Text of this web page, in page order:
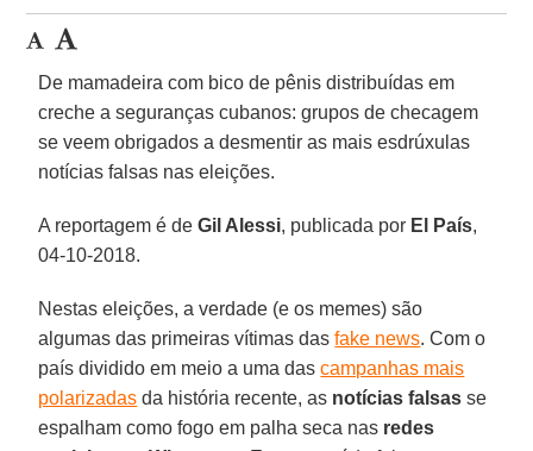
De mamadeira com bico de pênis distribuídas em
creche a seguranças cubanos: grupos de checagem
se veem obrigados a desmentir as mais esdrúxulas
notícias falsas nas eleições.
A reportagem é de Gil Alessi, publicada por El País,
04-10-2018.
Nestas eleições, a verdade (e os memes) são
algumas das primeiras vítimas dasfake news. Com o
país dividido em meio a uma dascampanhas mais
polarizadas da história recente, as notícias falsas se
espalham como fogo em palha seca nas redes